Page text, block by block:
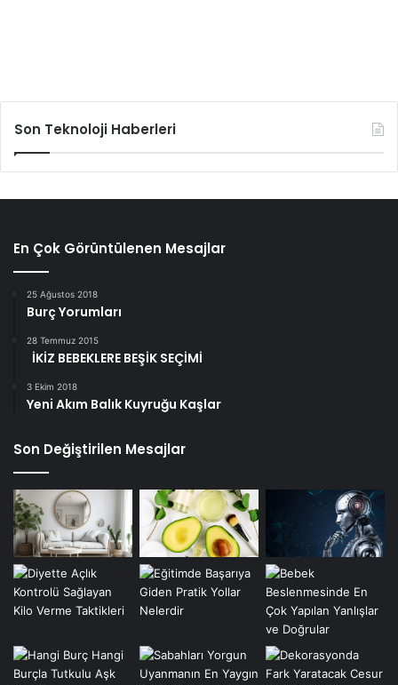
Son Teknoloji Haberleri
En Çok Görüntülenen Mesajlar
25 Ağustos 2018
Burç Yorumları
28 Temmuz 2015
İKİZ BEBEKLERE BEŞİK SEÇİMİ
3 Ekim 2018
Yeni Akım Balık Kuyruğu Kaşlar
Son Değiştirilen Mesajlar